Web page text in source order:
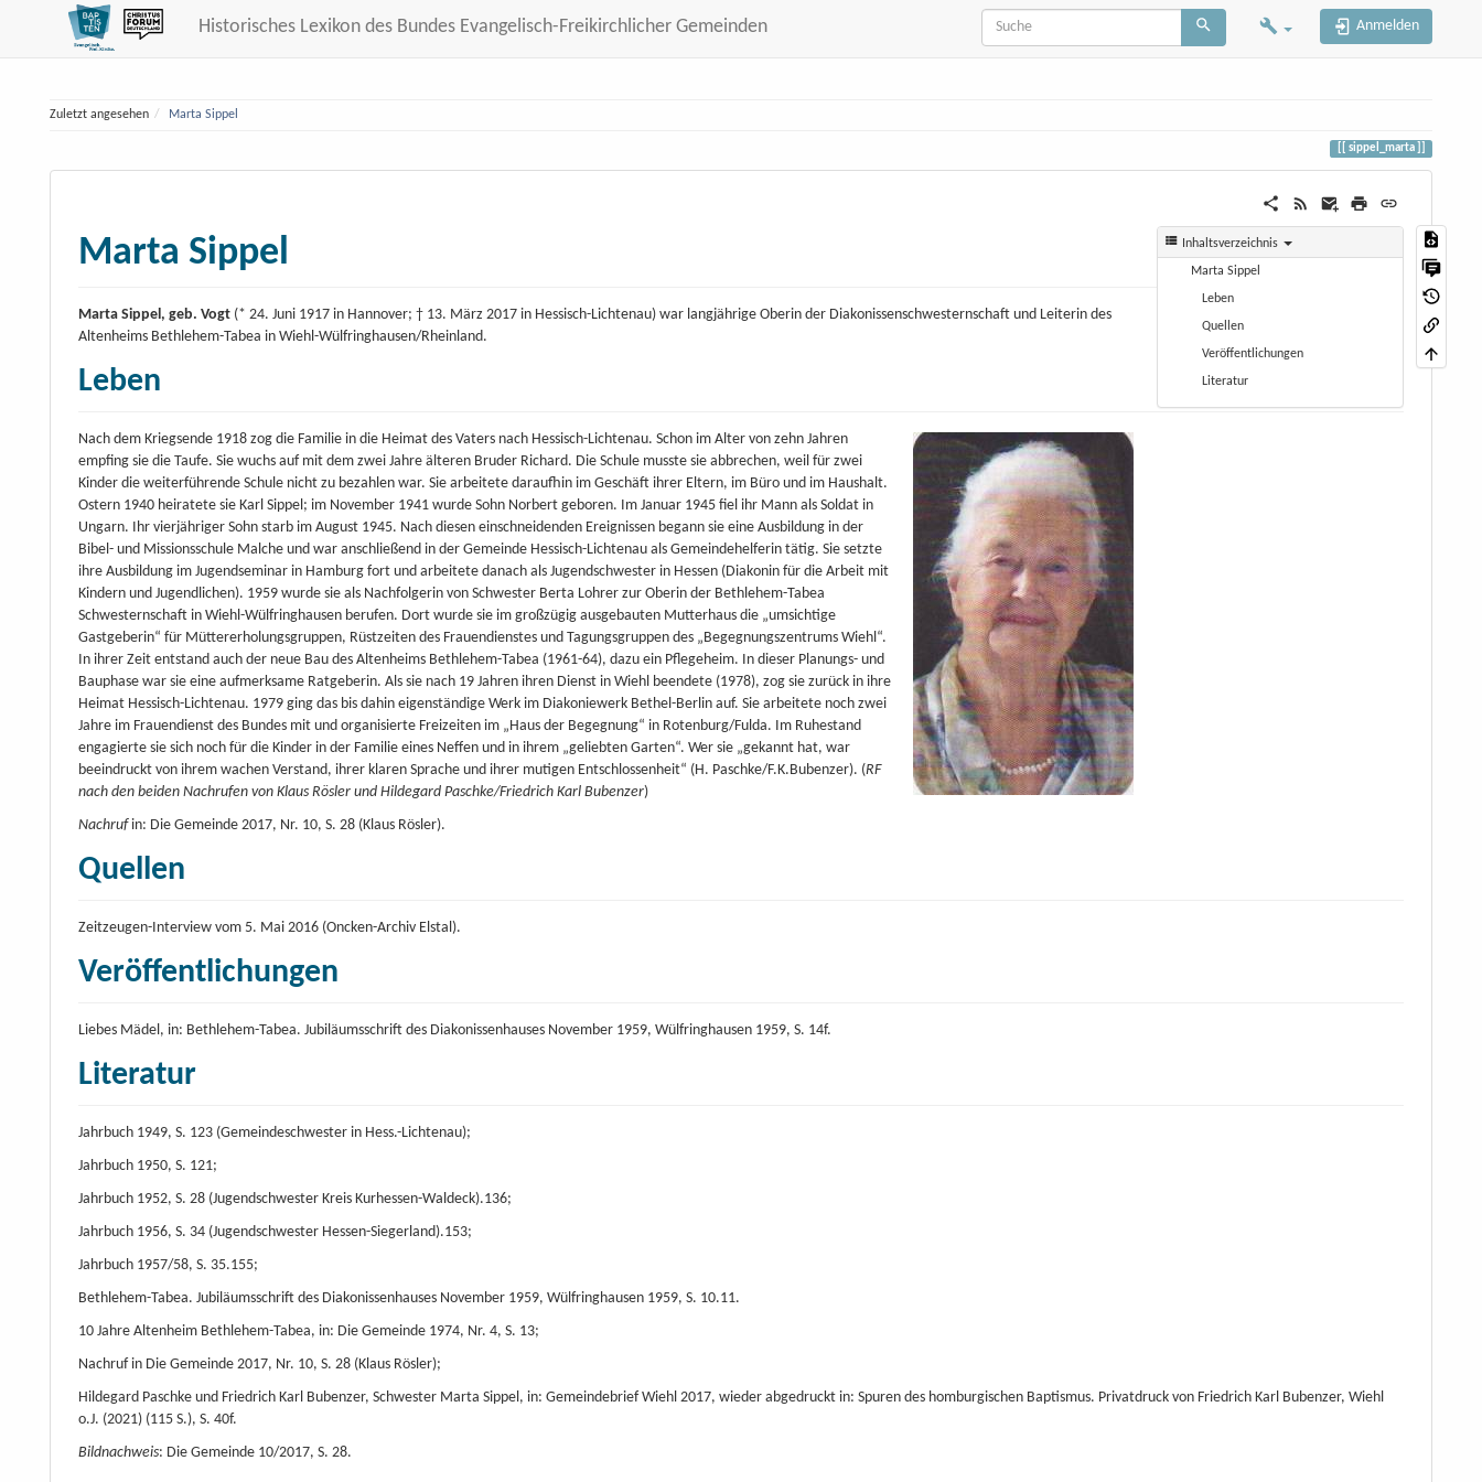
Historisches Lexikon des Bundes Evangelisch-Freikirchlicher Gemeinden Anmelden
Zuletzt angesehen Marta Sippel
sippel_marta
Inhaltsverzeichnis
Marta Sippel
Leben
Quellen
Veröffentlichungen
Literatur
Marta Sippel
Marta Sippel, geb. Vogt (* 24. Juni 1917 in Hannover; † 13. März 2017 in Hessisch-Lichtenau) war langjährige Oberin der Diakonissenschwesternschaft und Leiterin des
Altenheims Bethlehem-Tabea in Wiehl-Wülfringhausen/Rheinland.
Leben
Nach dem Kriegsende 1918 zog die Familie in die Heimat des Vaters nach Hessisch-Lichtenau. Schon im Alter von zehn Jahren
empfing sie die Taufe. Sie wuchs auf mit dem zwei Jahre älteren Bruder Richard. Die Schule musste sie abbrechen, weil für zwei
Kinder die weiterführende Schule nicht zu bezahlen war. Sie arbeitete daraufhin im Geschäft ihrer Eltern, im Büro und im Haushalt.
Ostern 1940 heiratete sie Karl Sippel; im November 1941 wurde Sohn Norbert geboren. Im Januar 1945 fiel ihr Mann als Soldat in
Ungarn. Ihr vierjähriger Sohn starb im August 1945. Nach diesen einschneidenden Ereignissen begann sie eine Ausbildung in der
Bibel- und Missionsschule Malche und war anschließend in der Gemeinde Hessisch-Lichtenau als Gemeindehelferin tätig. Sie setzte
ihre Ausbildung im Jugendseminar in Hamburg fort und arbeitete danach als Jugendschwester in Hessen (Diakonin für die Arbeit mit
Kindern und Jugendlichen). 1959 wurde sie als Nachfolgerin von Schwester Berta Lohrer zur Oberin der Bethlehem-Tabea
Schwesternschaft in Wiehl-Wülfringhausen berufen. Dort wurde sie im großzügig ausgebauten Mutterhaus die „umsichtige
Gastgeberin“ für Müttererholungsgruppen, Rüstzeiten des Frauendienstes und Tagungsgruppen des „Begegnungszentrums Wiehl“.
In ihrer Zeit entstand auch der neue Bau des Altenheims Bethlehem-Tabea (1961-64), dazu ein Pflegeheim. In dieser Planungs- und
Bauphase war sie eine aufmerksame Ratgeberin. Als sie nach 19 Jahren ihren Dienst in Wiehl beendete (1978), zog sie zurück in ihre
Heimat Hessisch-Lichtenau. 1979 ging das bis dahin eigenständige Werk im Diakoniewerk Bethel-Berlin auf. Sie arbeitete noch zwei
Jahre im Frauendienst des Bundes mit und organisierte Freizeiten im „Haus der Begegnung“ in Rotenburg/Fulda. Im Ruhestand
engagierte sie sich noch für die Kinder in der Familie eines Neffen und in ihrem „geliebten Garten“. Wer sie „gekannt hat, war
beeindruckt von ihrem wachen Verstand, ihrer klaren Sprache und ihrer mutigen Entschlossenheit“ (H. Paschke/F.K.Bubenzer). (RF
nach den beiden Nachrufen von Klaus Rösler und Hildegard Paschke/Friedrich Karl Bubenzer)
Nachrufin: Die Gemeinde 2017, Nr. 10, S. 28 (Klaus Rösler).
Quellen
Zeitzeugen-Interview vom 5. Mai 2016 (Oncken-Archiv Elstal).
Veröffentlichungen
Liebes Mädel, in: Bethlehem-Tabea. Jubiläumsschrift des Diakonissenhauses November 1959, Wülfringhausen 1959, S. 14f.
Literatur
Jahrbuch 1949, S. 123 (Gemeindeschwester in Hess.-Lichtenau);
Jahrbuch 1950, S. 121;
Jahrbuch 1952, S. 28 (Jugendschwester Kreis Kurhessen-Waldeck).136;
Jahrbuch 1956, S. 34 (Jugendschwester Hessen-Siegerland).153;
Jahrbuch 1957/58, S. 35.155;
Bethlehem-Tabea. Jubiläumsschrift des Diakonissenhauses November 1959, Wülfringhausen 1959, S. 10.11.
10 Jahre Altenheim Bethlehem-Tabea, in: Die Gemeinde 1974, Nr. 4, S. 13;
Nachruf in Die Gemeinde 2017, Nr. 10, S. 28 (Klaus Rösler);
Hildegard Paschke und Friedrich Karl Bubenzer, Schwester Marta Sippel, in: Gemeindebrief Wiehl 2017, wieder abgedruckt in: Spuren des homburgischen Baptismus. Privatdruck von Friedrich Karl Bubenzer, Wiehl
o.J. (2021) (115 S.), S. 40f.
Bildnachweis: Die Gemeinde 10/2017, S. 28.